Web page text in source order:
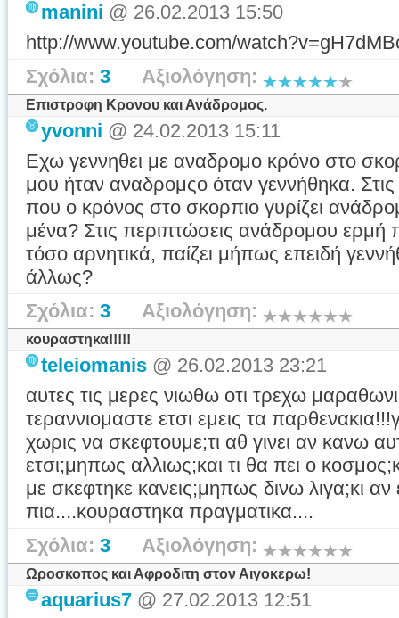
manini @ 26.02.2013 15:50
http://www.youtube.com/
Σχόλια: 3 Αξιολόγηση:
Επιστροφη Κρονου και Ανάδρομος.
yvonni @ 24.02.2013 15:11
Εχω γεννηθει με αναδρομο κρόνο στο
μου ήταν αναδρομςο όταν γεννήθηκα.
που ο κρόνος στο σκορπιο γυρίζει
μένα? Στις περιπτώσεις ανάδρομου ερμή
τόσο αρνητικά, παίζει μήπως επειδή
άλλως?
Σχόλια: 3 Αξιολόγηση:
κουραστηκα!!!!!
teleiomanis @ 26.02.2013 23:21
αυτες τις μερες νιωθω οτι τρεχω
τεραννιομαστε ετσι εμεις τα
χωρις να σκεφτουμε;τι αθ γινει αν κανω
ετσι;μηπως αλλιως;και τι θα πει ο
με σκεφτηκε κανεις;μηπως δινω λιγα;κι αν
πια....κουραστηκα πραγματικα....
Σχόλια: 3 Αξιολόγηση:
Ωροσκοπος και Αφροδιτη στον Αιγοκερω!
aquarius7 @ 27.02.2013 12:51